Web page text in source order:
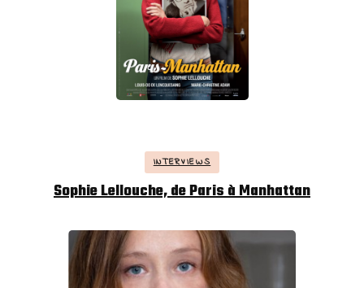
INTERVIEWS
Sophie Lellouche, de Paris à Manhattan